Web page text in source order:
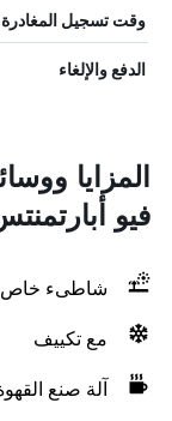
وقت تسجيل المغادرة
الدفع والإلغاء
المزايا
فيو
شاطىء خاص
مع تكييف
آلة صنع